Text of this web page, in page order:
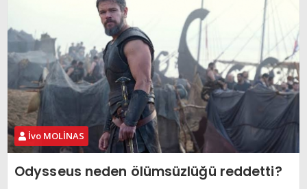
İvo MOLİNAS
Odysseus neden ölümsüzlüğü reddetti?